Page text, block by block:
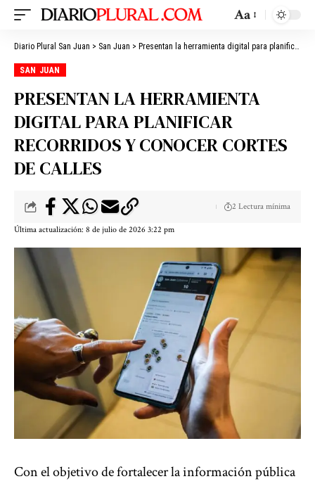
Aa
Diario Plural San Juan > San Juan > Presentan la herramienta digital para planificar recorridos y conocer cortes de calles
SAN JUAN
PRESENTAN LA HERRAMIENTA
DIGITAL PARA PLANIFICAR
RECORRIDOS Y CONOCER CORTES
DE CALLES
Última actualización: 8 de julio de 2026 3:22 pm
2 Lectura mínima
Con el objetivo de fortalecer la información pública